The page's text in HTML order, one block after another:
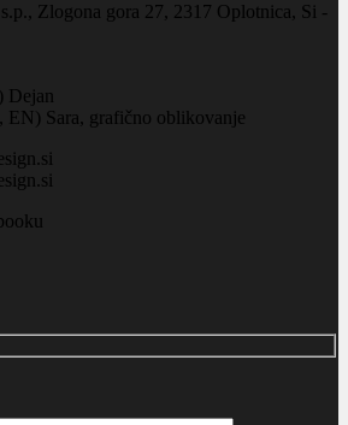
Zlogona gora 27, 2317 Oplotnica, Si -
Dejan
EN) Sara, grafično oblikovanje